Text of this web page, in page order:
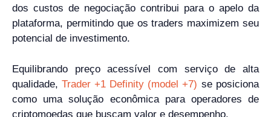
dos custos de negociação contribui para o apelo da
plataforma, permitindo que os traders maximizem seu
potencial de investimento.
Equilibrando preço acessível com serviço de alta
qualidade, Trader +1 Definity (model +7) se posiciona
como uma solução econômica para operadores de
criptomoedas que buscam valor e desempenho.